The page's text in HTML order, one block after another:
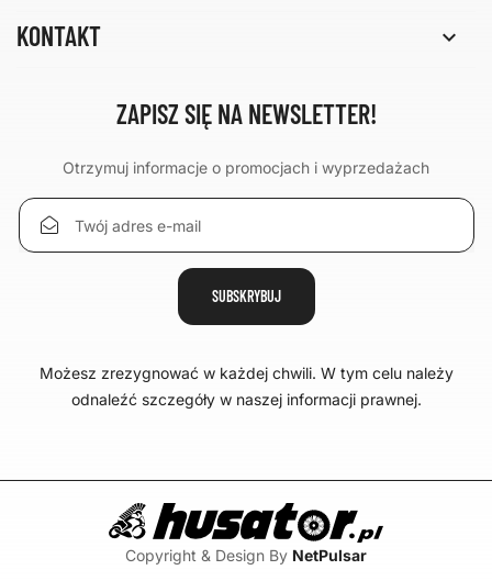
KONTAKT 
ZAPISZ SIĘ NA NEWSLETTER!
Otrzymuj informacje o promocjach i wyprzedażach
Możesz zrezygnować w każdej chwili. W tym celu należy
odnaleźć szczegóły w naszej informacji prawnej.
Copyright & Design By NetPulsar